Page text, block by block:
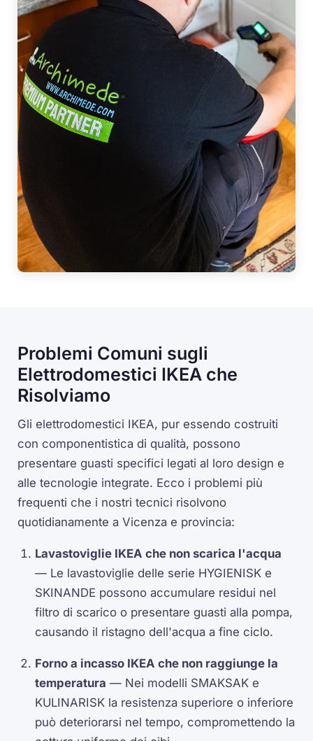
Problemi Comuni sugli
Elettrodomestici IKEA che
Risolviamo
Gli elettrodomestici IKEA, pur essendo costruiti
con componentistica di qualità, possono
presentare guasti specifici legati al loro design e
alle tecnologie integrate. Ecco i problemi più
frequenti che i nostri tecnici risolvono
quotidianamente a Vicenza e provincia:
Lavastoviglie IKEA che non scarica l'acqua
— Le lavastoviglie delle serie HYGIENISK e
SKINANDE possono accumulare residui nel
filtro di scarico o presentare guasti alla pompa,
causando il ristagno dell'acqua a fine ciclo.
Forno a incasso IKEA che non raggiunge la
temperatura — Nei modelli SMAKSAK e
KULINARISK la resistenza superiore o inferiore
può deteriorarsi nel tempo, compromettendo la